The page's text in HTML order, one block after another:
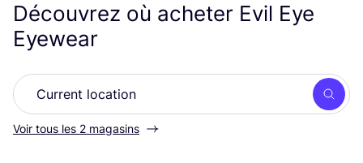
Découvrez où acheter Evil Eye
Eyewear
Voir tous les 2 magasins